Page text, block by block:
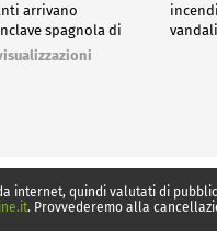
arrivano
spagnola di
internet, quindi valutati di
. Provvederemo alla